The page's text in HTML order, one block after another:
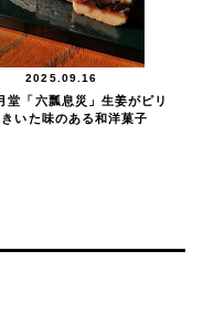
2025.09.16
堂「六瓢息災」生姜がピリ
きいた味のある和洋菓子